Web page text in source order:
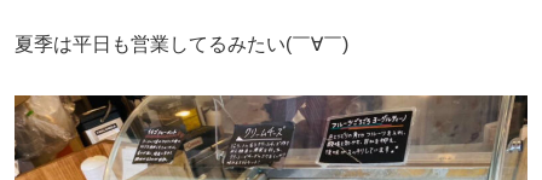
夏季は平日も営業してるみたい(￣∀￣)